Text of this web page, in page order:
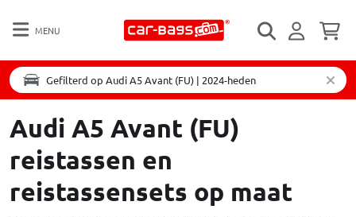
MENU
Gefilterd op Audi A5 Avant (FU) | 2024-heden
Audi A5 Avant (FU)
reistassen en
reistassensets op maat